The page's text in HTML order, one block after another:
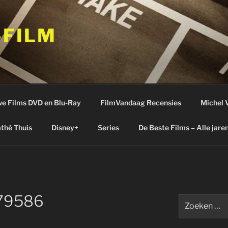
Films DVD en Blu-Ray FilmVandaag Recensies Michel
Thuis Disney+ Series De Beste Films – Alle
naar: